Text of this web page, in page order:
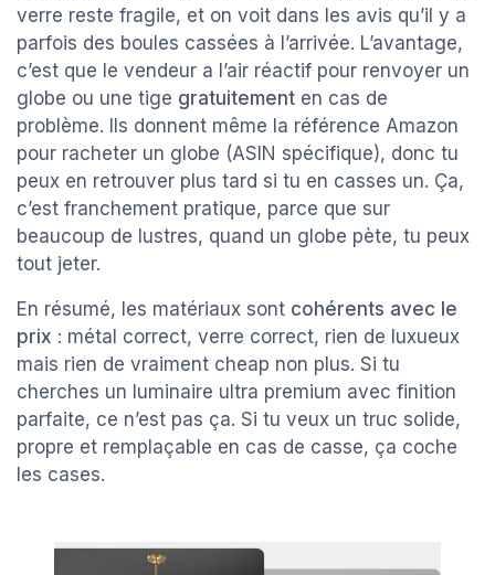
verre reste fragile, et on voit dans les avis qu’il y a
parfois des boules cassées à l’arrivée. L’avantage,
c’est que le vendeur a l’air réactif pour renvoyer un
globe ou une tige gratuitement en cas de
problème. Ils donnent même la référence Amazon
pour racheter un globe (ASIN spécifique), donc tu
peux en retrouver plus tard si tu en casses un. Ça,
c’est franchement pratique, parce que sur
beaucoup de lustres, quand un globe pète, tu peux
tout jeter.
En résumé, les matériaux sont cohérents avec le
prix : métal correct, verre correct, rien de luxueux
mais rien de vraiment cheap non plus. Si tu
cherches un luminaire ultra premium avec finition
parfaite, ce n’est pas ça. Si tu veux un truc solide,
propre et remplaçable en cas de casse, ça coche
les cases.